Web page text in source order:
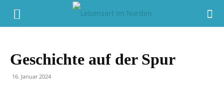
Geschichte auf der Spur
16. Januar 2024